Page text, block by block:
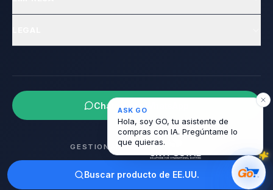
Chatea por WhatsApp
© 2026 Smarter Commerce LLC. Todos los derechos reservados.
GESTIONADO POR
Buscar producto de EE.UU.
ASK GO
Hola, soy GO, tu asistente de
compras con IA. Pregúntame lo
que quieras.